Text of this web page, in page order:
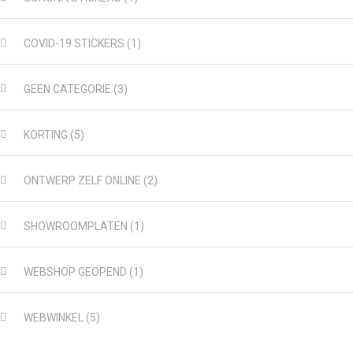
COVID-19 STICKERS (1)
GEEN CATEGORIE (3)
KORTING (5)
ONTWERP ZELF ONLINE (2)
SHOWROOMPLATEN (1)
WEBSHOP GEOPEND (1)
WEBWINKEL (5)